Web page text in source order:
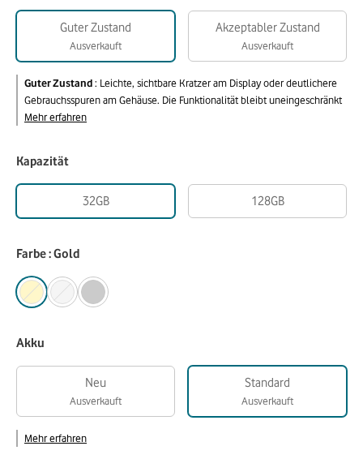
Guter Zustand
Ausverkauft
Akzeptabler Zustand
Ausverkauft
Guter Zustand: Leichte, sichtbare Kratzer am Display oder deutlichere
Gebrauchsspuren am Gehäuse. Die Funktionalität bleibt uneingeschränkt
Mehr erfahren
Kapazität
32GB 128GB
Farbe : Gold
Akku
Neu
Ausverkauft
Standard
Ausverkauft
Mehr erfahren